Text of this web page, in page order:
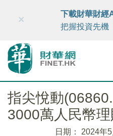
財華智庫網 FINTV
×
下載財華財經
把握投資先機
指尖悅動
3000萬人民幣
日期： 2024年